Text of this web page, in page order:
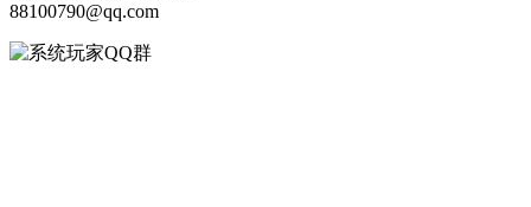
88100790@qq.com